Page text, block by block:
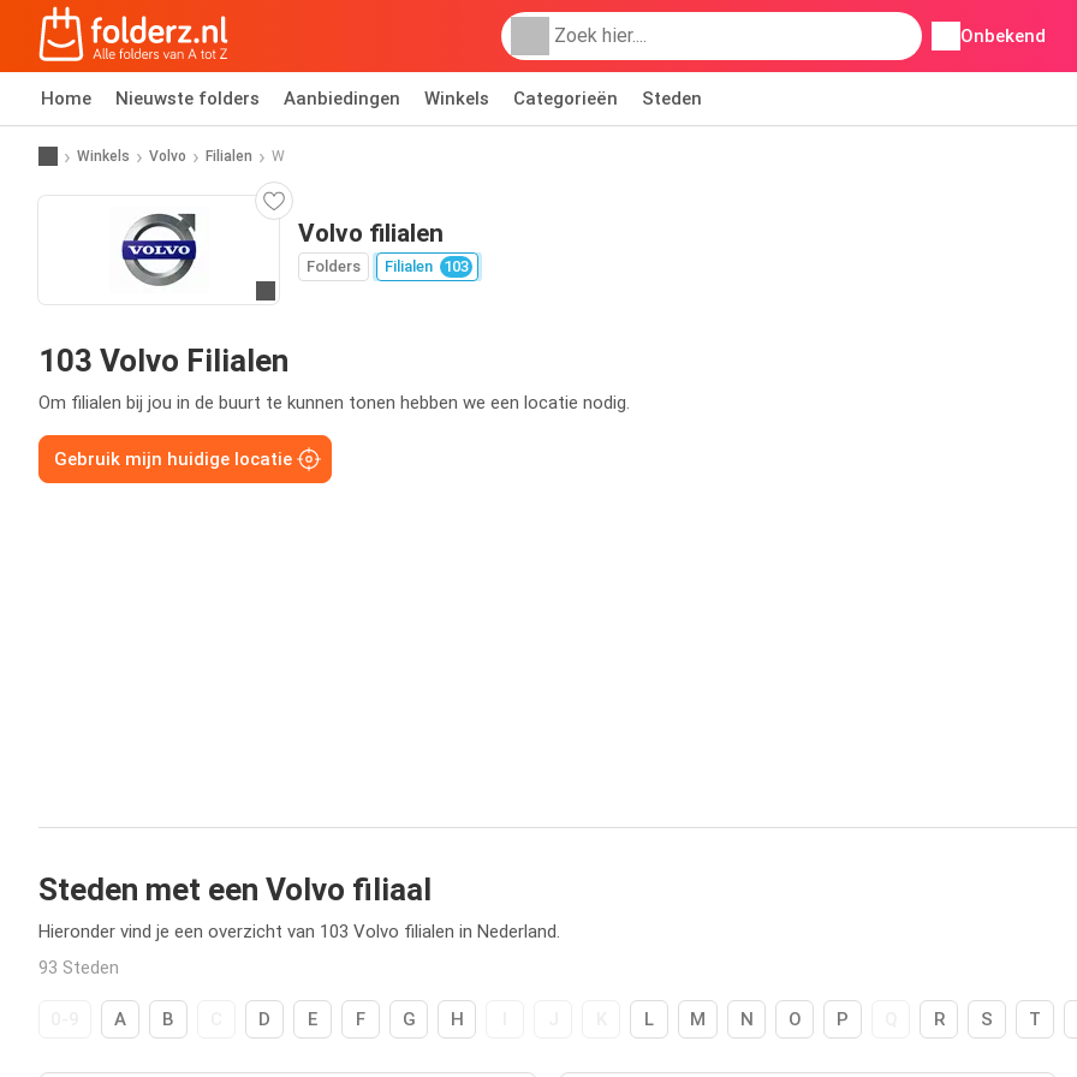
Onbekend
Home Nieuwste folders Aanbiedingen Winkels Categorieën Steden
Winkels Volvo Filialen W
Volvo filialen
Folders Filialen 103
103 Volvo Filialen
Om filialen bij jou in de buurt te kunnen tonen hebben we een locatie nodig.
Gebruik mijn huidige locatie
Steden met een Volvo filiaal
Hieronder vind je een overzicht van 103 Volvo filialen in Nederland.
93 Steden
A B D E F G H L M N O P R S T